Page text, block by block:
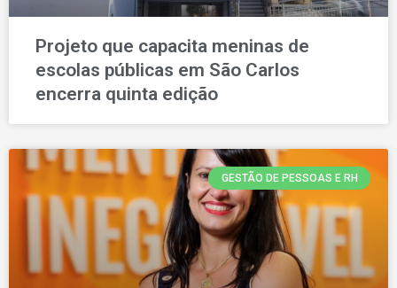
Projeto que capacita meninas de
escolas públicas em São Carlos
encerra quinta edição
GESTÃO DE PESSOAS E RH